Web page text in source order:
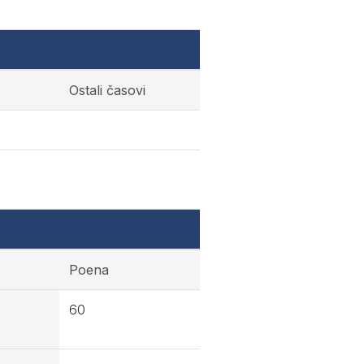
Ostali časovi
Poena
60